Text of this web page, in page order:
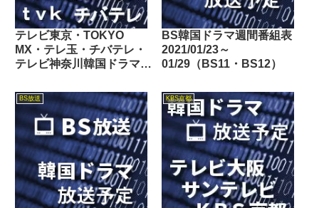
テレビ東京・TOKYO
MX・テレ玉・チバテレ・
テレビ神奈川韓国ドラマ週
11/01
BS韓国ドラマ週間番組表
2021/01/23～
01/29（BS11・BS12）
BS放送 KBS京都